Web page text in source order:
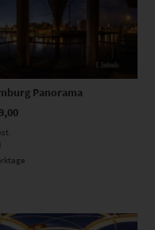
Panorama
gewählt werden